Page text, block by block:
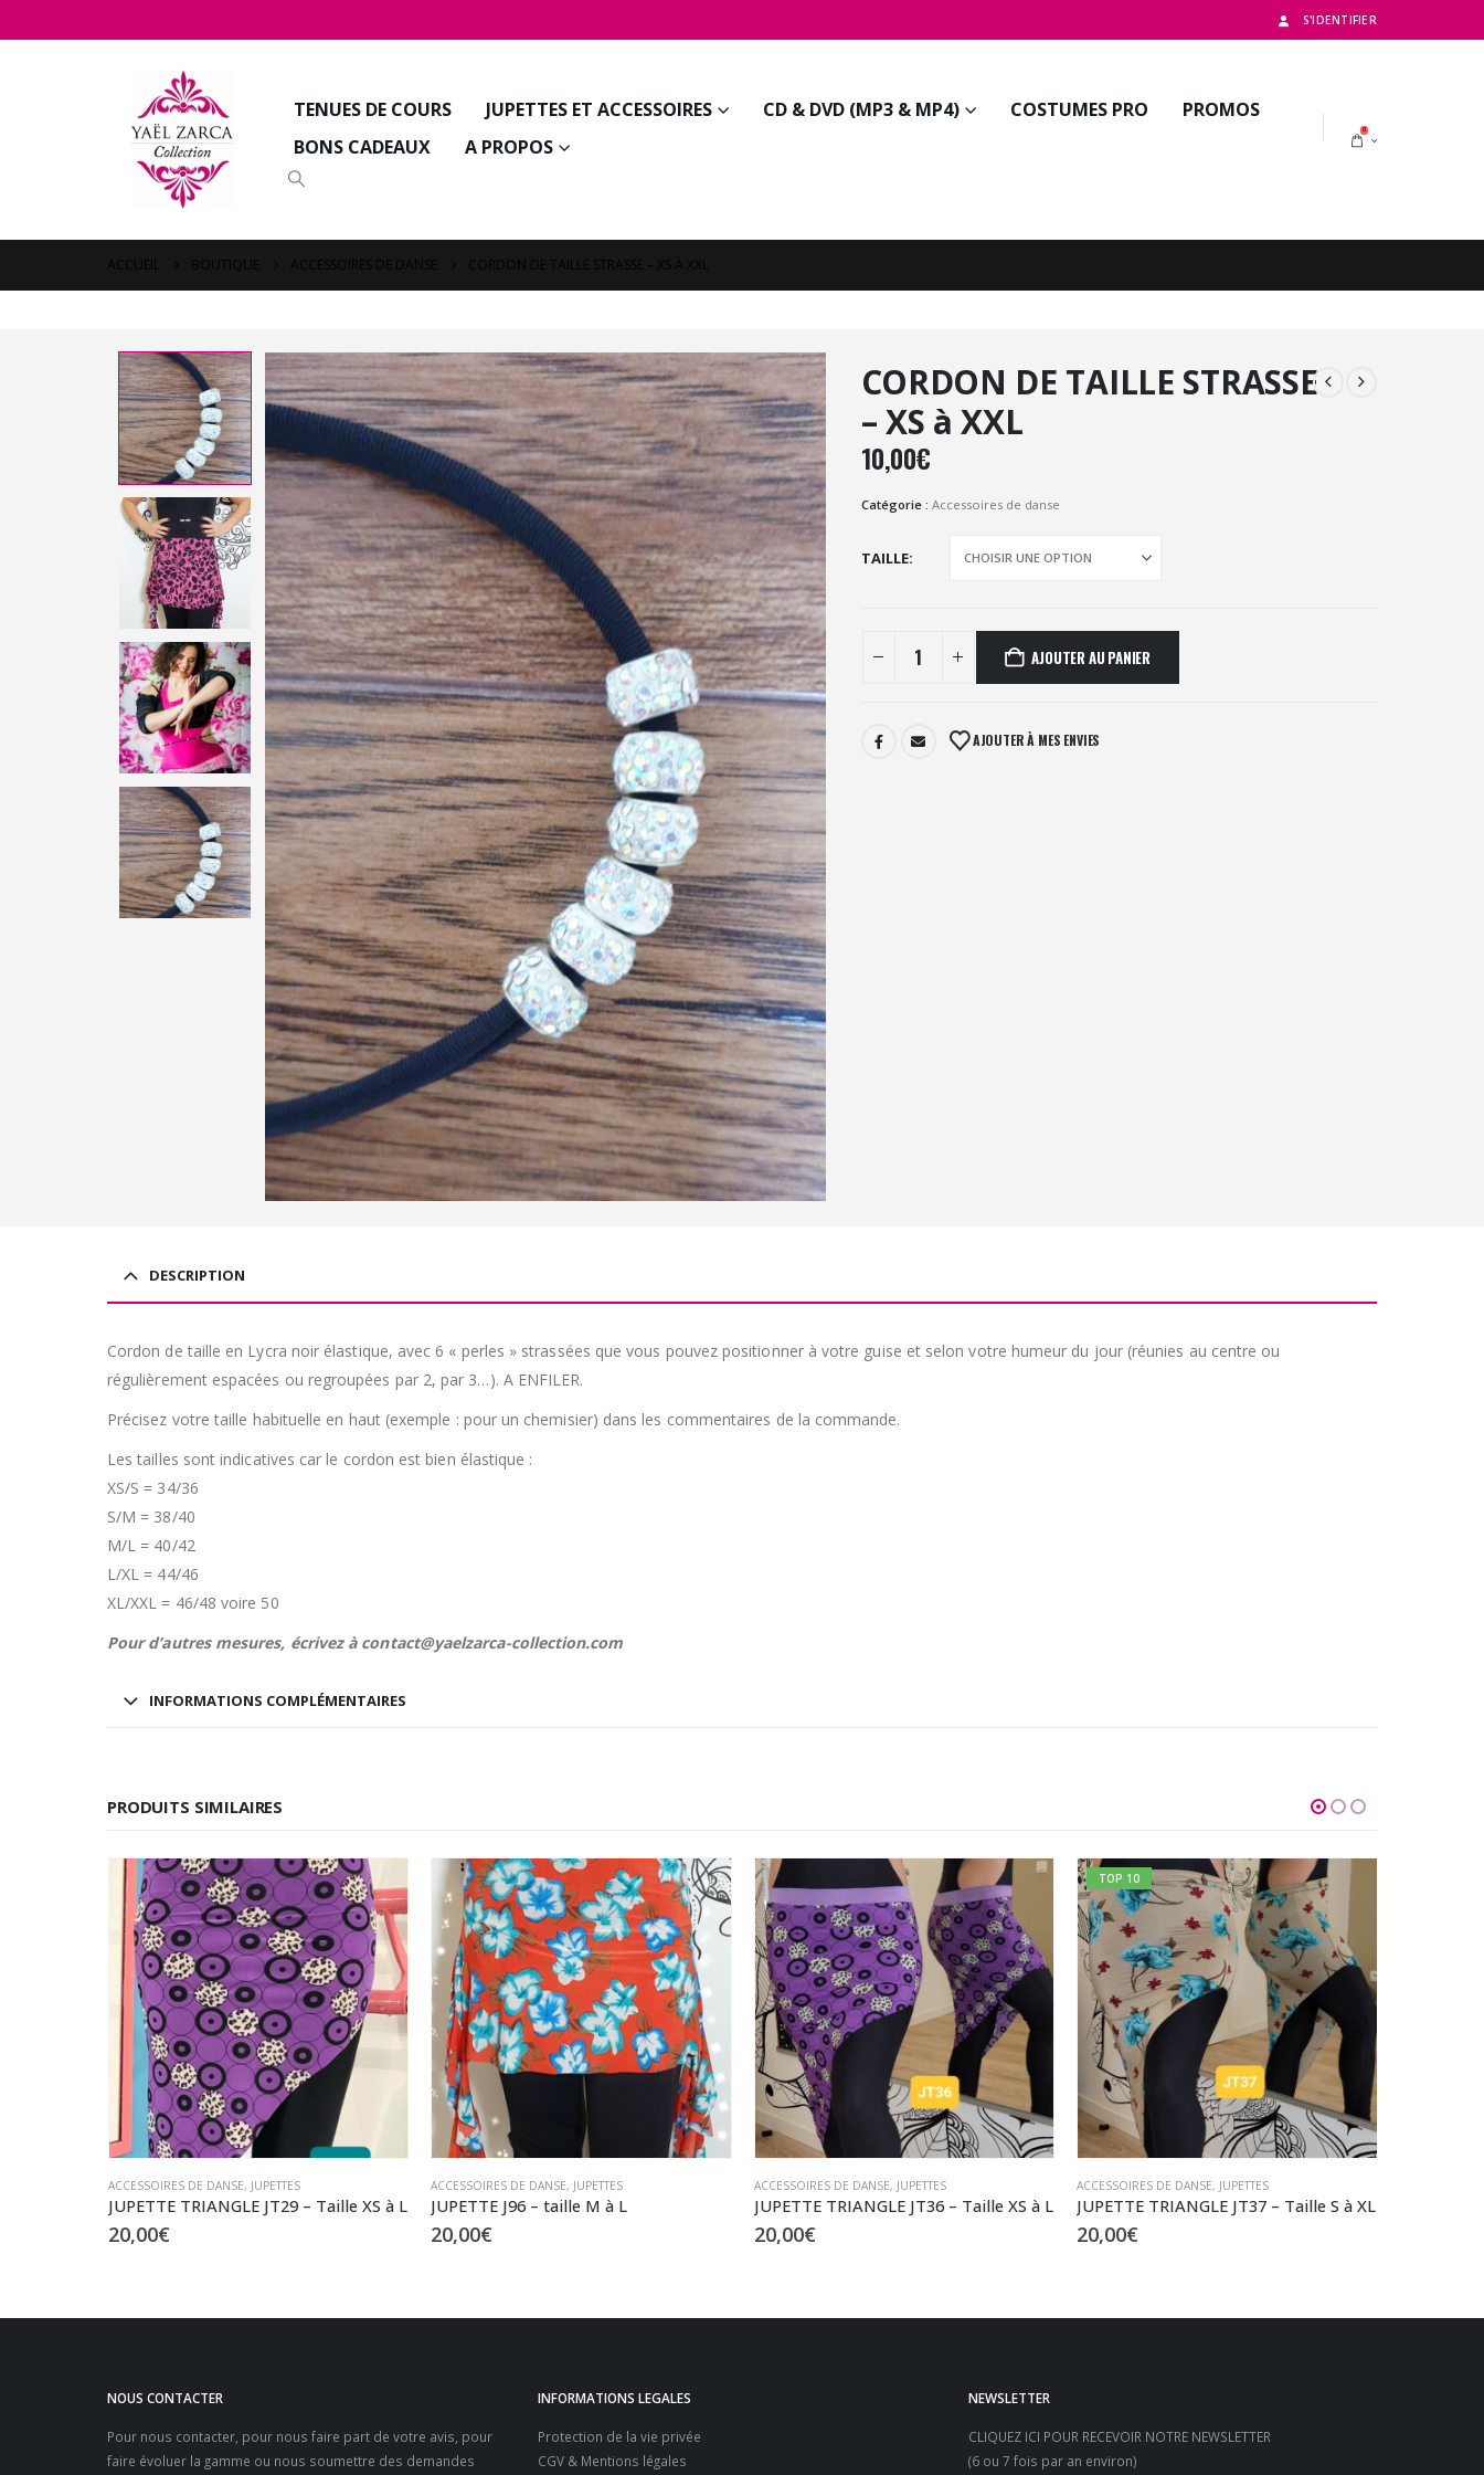
S'IDENTIFIER
TENUES DE COURS JUPETTES ET ACCESSOIRES CD & DVD (MP3 & MP4) COSTUMES PRO
PROMOS
BONS CADEAUX
A PROPOS
0
CORDON DE TAILLE STRASSE
– XS à XXL
10,00€
Catégorie : Accessoires de danse
TAILLE
AJOUTER AU PANIER
AJOUTER À MES ENVIES
DESCRIPTION
Cordon de taille en Lycra noir élastique, avec 6 « perles » strassées que vous pouvez positionner à votre guise et selon votre humeur du jour (réunies au centre ou
régulièrement espacées ou regroupées par 2, par 3…). A ENFILER.
Précisez votre taille habituelle en haut (exemple : pour un chemisier) dans les commentaires de la commande.
Les tailles sont indicatives car le cordon est bien élastique :
XS/S = 34/36
S/M = 38/40
M/L = 40/42
L/XL = 44/46
XL/XXL = 46/48 voire 50
Pour d’autres mesures, écrivez à contact@yaelzarca-collection.com
INFORMATIONS COMPLÉMENTAIRES
PRODUITS SIMILAIRES
ACCESSOIRES DE DANSE, JUPETTES
JUPETTE J96 – taille M à L
20,00€
ACCESSOIRES DE DANSE, JUPETTES
JUPETTE TRIANGLE JT36 – Taille XS à L
20,00€
TOP 10
ACCESSOIRES DE DANSE, JUPETTES
JUPETTE TRIANGLE JT37 – Taille S à XL
20,00€
ACCESSOIRES DE DANSE, JUPETTES
JUPETTE à NOUER JN11 – Jusqu’au XXL
25,00€
NOUS CONTACTER
Pour nous contacter, pour nous faire part de votre avis, pour
faire évoluer la gamme ou nous soumettre des demandes
INFORMATIONS LEGALES
Protection de la vie privée
CGV & Mentions légales
NEWSLETTER
CLIQUEZ ICI POUR RECEVOIR NOTRE NEWSLETTER
(6 ou 7 fois par an environ)